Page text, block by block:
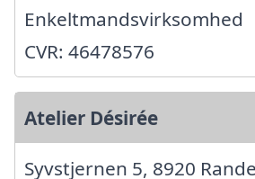
Enkeltmandsvirksomhed
CVR: 46478576
Atelier Désirée
Syvstjernen 5, 8920